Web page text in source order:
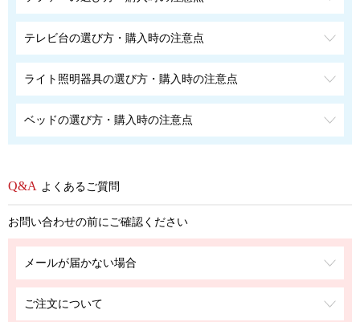
テレビ台の選び方・購入時の注意点
ライト照明器具の選び方・購入時の注意点
ベッドの選び方・購入時の注意点
よくあるご質問
お問い合わせの前にご確認ください
メールが届かない場合
ご注文について